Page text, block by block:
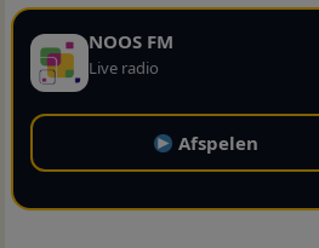
NOOS FM
Live radio
Afspelen